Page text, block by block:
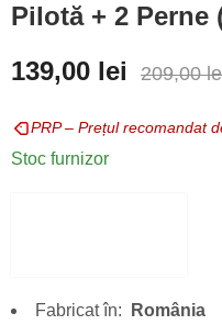
Pilotă + 2 Perne
139,00 lei 209,00
PRP – Prețul recomandat
Stoc furnizor
Fabricat în: România